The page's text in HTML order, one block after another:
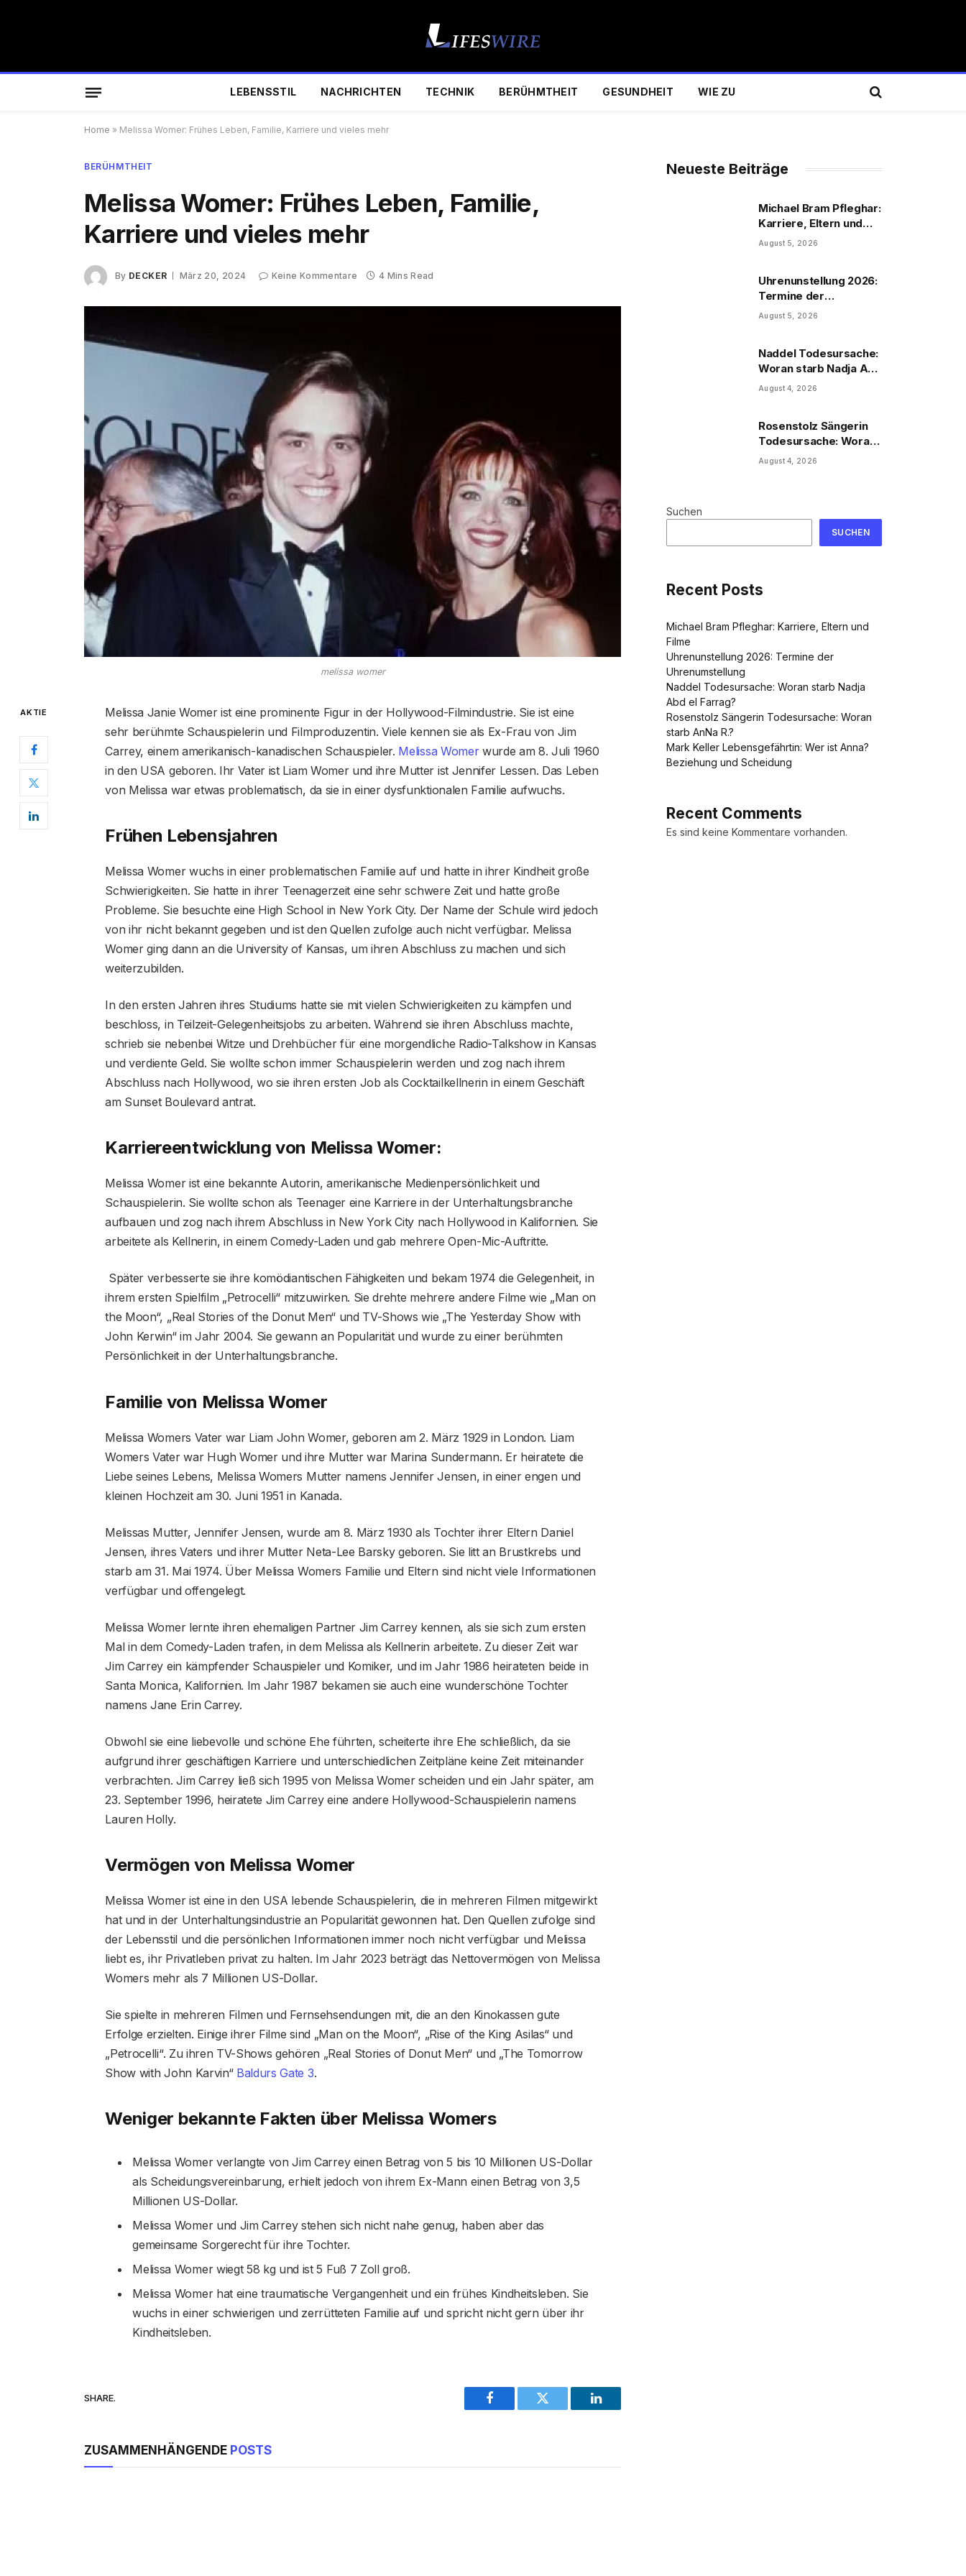
LEBENSSTIL NACHRICHTEN TECHNIK BERÜHMTHEIT GESUNDHEIT WIE ZU
Home » Melissa Womer: Frühes Leben, Familie, Karriere und vieles mehr
BERÜHMTHEIT
Melissa Womer: Frühes Leben, Familie,
Karriere und vieles mehr
By DECKER März 20, 2024 Keine Kommentare 4 Mins Read
melissa womer
AKTIE
Melissa Janie Womer ist eine prominente Figur in der Hollywood-Filmindustrie. Sie ist eine
sehr berühmte Schauspielerin und Filmproduzentin. Viele kennen sie als Ex-Frau von Jim
Carrey, einem amerikanisch-kanadischen Schauspieler. Melissa Womerwurde am 8. Juli 1960
in den USA geboren. Ihr Vater ist Liam Womer und ihre Mutter ist Jennifer Lessen. Das Leben
von Melissa war etwas problematisch, da sie in einer dysfunktionalen Familie aufwuchs.
Frühen Lebensjahren
Melissa Womer wuchs in einer problematischen Familie auf und hatte in ihrer Kindheit große
Schwierigkeiten. Sie hatte in ihrer Teenagerzeit eine sehr schwere Zeit und hatte große
Probleme. Sie besuchte eine High School in New York City. Der Name der Schule wird jedoch
von ihr nicht bekannt gegeben und ist den Quellen zufolge auch nicht verfügbar. Melissa
Womer ging dann an die University of Kansas, um ihren Abschluss zu machen und sich
weiterzubilden.
In den ersten Jahren ihres Studiums hatte sie mit vielen Schwierigkeiten zu kämpfen und
beschloss, in Teilzeit-Gelegenheitsjobs zu arbeiten. Während sie ihren Abschluss machte,
schrieb sie nebenbei Witze und Drehbücher für eine morgendliche Radio-Talkshow in Kansas
und verdiente Geld. Sie wollte schon immer Schauspielerin werden und zog nach ihrem
Abschluss nach Hollywood, wo sie ihren ersten Job als Cocktailkellnerin in einem Geschäft
am Sunset Boulevard antrat.
Karriereentwicklung von Melissa Womer:
Melissa Womer ist eine bekannte Autorin, amerikanische Medienpersönlichkeit und
Schauspielerin. Sie wollte schon als Teenager eine Karriere in der Unterhaltungsbranche
aufbauen und zog nach ihrem Abschluss in New York City nach Hollywood in Kalifornien. Sie
arbeitete als Kellnerin, in einem Comedy-Laden und gab mehrere Open-Mic-Auftritte.
Später verbesserte sie ihre komödiantischen Fähigkeiten und bekam 1974 die Gelegenheit, in
ihrem ersten Spielfilm „Petrocelli“ mitzuwirken. Sie drehte mehrere andere Filme wie „Man on
the Moon“, „Real Stories of the Donut Men“ und TV-Shows wie „The Yesterday Show with
John Kerwin“ im Jahr 2004. Sie gewann an Popularität und wurde zu einer berühmten
Persönlichkeit in der Unterhaltungsbranche.
Familie von Melissa Womer
Melissa Womers Vater war Liam John Womer, geboren am 2. März 1929 in London. Liam
Womers Vater war Hugh Womer und ihre Mutter war Marina Sundermann. Er heiratete die
Liebe seines Lebens, Melissa Womers Mutter namens Jennifer Jensen, in einer engen und
kleinen Hochzeit am 30. Juni 1951 in Kanada.
Melissas Mutter, Jennifer Jensen, wurde am 8. März 1930 als Tochter ihrer Eltern Daniel
Jensen, ihres Vaters und ihrer Mutter Neta-Lee Barsky geboren. Sie litt an Brustkrebs und
starb am 31. Mai 1974. Über Melissa Womers Familie und Eltern sind nicht viele Informationen
verfügbar und offengelegt.
Melissa Womer lernte ihren ehemaligen Partner Jim Carrey kennen, als sie sich zum ersten
Mal in dem Comedy-Laden trafen, in dem Melissa als Kellnerin arbeitete. Zu dieser Zeit war
Jim Carrey ein kämpfender Schauspieler und Komiker, und im Jahr 1986 heirateten beide in
Santa Monica, Kalifornien. Im Jahr 1987 bekamen sie auch eine wunderschöne Tochter
namens Jane Erin Carrey.
Obwohl sie eine liebevolle und schöne Ehe führten, scheiterte ihre Ehe schließlich, da sie
aufgrund ihrer geschäftigen Karriere und unterschiedlichen Zeitpläne keine Zeit miteinander
verbrachten. Jim Carrey ließ sich 1995 von Melissa Womer scheiden und ein Jahr später, am
23. September 1996, heiratete Jim Carrey eine andere Hollywood-Schauspielerin namens
Lauren Holly.
Vermögen von Melissa Womer
Melissa Womer ist eine in den USA lebende Schauspielerin, die in mehreren Filmen mitgewirkt
hat und in der Unterhaltungsindustrie an Popularität gewonnen hat. Den Quellen zufolge sind
der Lebensstil und die persönlichen Informationen immer noch nicht verfügbar und Melissa
liebt es, ihr Privatleben privat zu halten. Im Jahr 2023 beträgt das Nettovermögen von Melissa
Womers mehr als 7 Millionen US-Dollar.
Sie spielte in mehreren Filmen und Fernsehsendungen mit, die an den Kinokassen gute
Erfolge erzielten. Einige ihrer Filme sind „Man on the Moon“, „Rise of the King Asilas“ und
„Petrocelli“. Zu ihren TV-Shows gehören „Real Stories of Donut Men“ und „The Tomorrow
Show with John Karvin“ Baldurs Gate 3.
Weniger bekannte Fakten über Melissa Womers
Melissa Womer verlangte von Jim Carrey einen Betrag von 5 bis 10 Millionen US-Dollar
als Scheidungsvereinbarung, erhielt jedoch von ihrem Ex-Mann einen Betrag von 3,5
Millionen US-Dollar.
Melissa Womer und Jim Carrey stehen sich nicht nahe genug, haben aber das
gemeinsame Sorgerecht für ihre Tochter.
Melissa Womer wiegt 58 kg und ist 5 Fuß 7 Zoll groß.
Melissa Womer hat eine traumatische Vergangenheit und ein frühes Kindheitsleben. Sie
wuchs in einer schwierigen und zerrütteten Familie auf und spricht nicht gern über ihr
Kindheitsleben.
SHARE.
Facebook Twitter LinkedIn
ZUSAMMENHÄNGENDE POSTS
Neueste Beiträge
Michael Bram Pfleghar:
Karriere, Eltern und
Filme
August 5, 2026
Uhrenunstellung 2026:
Termine der
Uhrenumstellung
August 5, 2026
Naddel Todesursache:
Woran starb Nadja Abd
el Farrag?
August 4, 2026
Rosenstolz Sängerin
Todesursache: Woran
starb AnNa R.?
August 4, 2026
Suchen
SUCHEN
Recent Posts
Michael Bram Pfleghar: Karriere, Eltern und
Filme
Uhrenunstellung 2026: Termine der
Uhrenumstellung
Naddel Todesursache: Woran starb Nadja
Abd el Farrag?
Rosenstolz Sängerin Todesursache: Woran
starb AnNa R.?
Mark Keller Lebensgefährtin: Wer ist Anna?
Beziehung und Scheidung
Recent Comments
Es sind keine Kommentare vorhanden.